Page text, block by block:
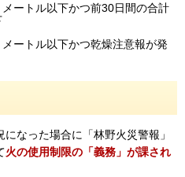
ートル以下かつ前30日間の合計
ートル以下かつ乾燥注意報が発
なった場合に「林野火災警報」
火の使用制限の「義務」が課され